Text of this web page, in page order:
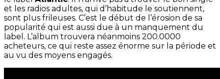
et les radios adultes, qui d’habitude le soutiennent,
sont plus frileuses. C’est le début de l’érosion de sa
popularité qui est aussi due à un manquement du
label. L’album trouvera néanmoins 200.0000
acheteurs, ce qui reste assez énorme sur la période et
au vu des moyens engagés.